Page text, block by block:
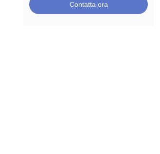
Contatta ora